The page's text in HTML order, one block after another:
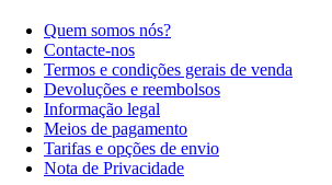
Quem somos nós?
Contacte-nos
Termos e condições gerais de venda
Devoluções e reembolsos
Informação legal
Meios de pagamento
Tarifas e opções de envio
Nota de Privacidade